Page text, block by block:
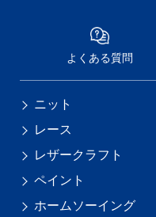
よくある質問
ニット
レース
レザークラフト
ペイント
ホームソーイング